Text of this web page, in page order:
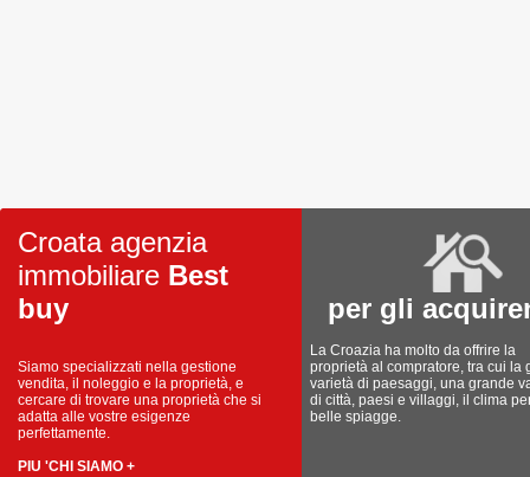
Croata agenzia
immobiliare Best
buy
Siamo specializzati nella gestione
vendita, il noleggio e la proprietà, e
cercare di trovare una proprietà che si
adatta alle vostre esigenze
perfettamente.
PIU 'CHI SIAMO +
per gli
La Croazia ha molto da offrire la
proprietà al compratore, tra cui la
varietà di paesaggi, una grande
di città, paesi e villaggi, il clima
belle spiagge.